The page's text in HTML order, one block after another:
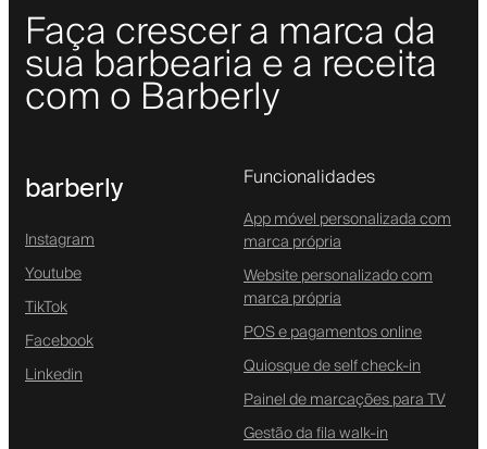
Faça crescer a marca da
sua barbearia e a receita
com o Barberly
barberly
Instagram
Youtube
TikTok
Facebook
Linkedin
Funcionalidades
App móvel personalizada com
marca própria
Website personalizado com
marca própria
POS e pagamentos online
Quiosque de self check-in
Painel de marcações para TV
Gestão da fila walk-in